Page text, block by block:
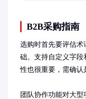
B2B采购指南
选购时首先要评估
础。支持自定义字段
性也很重要，需确认
团队协作功能对大